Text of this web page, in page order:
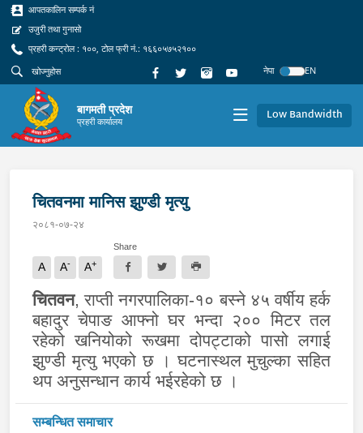
आपतकालिन सम्पर्क नं
उजुरी तथा गुनासो
प्रहरी कन्ट्रोल : १००, टोल फ्री नं.: १६६०५७५२१००
नेपा
EN
बागमती प्रदेश
प्रहरी कार्यालय Low Bandwidth
चितवनमा मानिस झुण्डी मृत्यु
२०८१-०७-२४
A A- A+
Share
चितवन, राप्ती नगरपालिका-१० बस्ने ४५ वर्षीय हर्क
बहादुर चेपाङ आफ्नो घर भन्दा २०० मिटर तल
रहेको खनियोको रूखमा दोपट्टाको पासो लगाई
झुण्डी मृत्यु भएको छ । घटनास्थल मुचुल्का सहित
थप अनुसन्धान कार्य भईरहेको छ ।
सम्बन्धित समाचार